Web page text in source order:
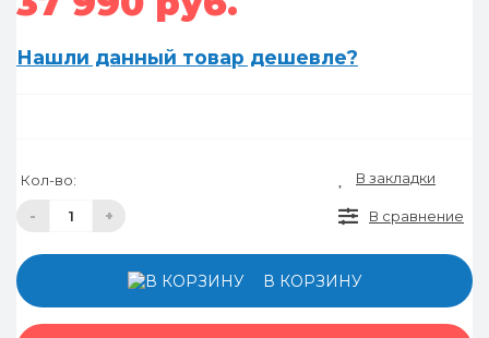
Нашли данный товар дешевле?
Кол-во:
- +
В закладки
В сравнение
В КОРЗИНУ